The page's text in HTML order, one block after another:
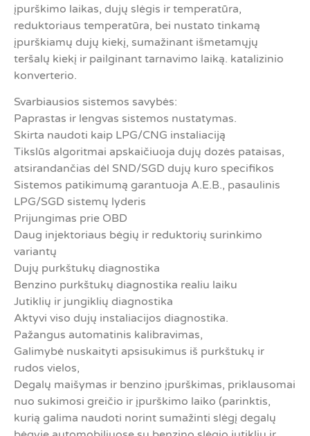
įpurškimo laikas, dujų slėgis ir temperatūra,
reduktoriaus temperatūra, bei nustato tinkamą
įpurškiamų dujų kiekį, sumažinant išmetamųjų
teršalų kiekį ir pailginant tarnavimo laiką. katalizinio
konverterio.
Svarbiausios sistemos savybės:
Paprastas ir lengvas sistemos nustatymas.
Skirta naudoti kaip LPG/CNG instaliaciją
Tikslūs algoritmai apskaičiuoja dujų dozės pataisas,
atsirandančias dėl SND/SGD dujų kuro specifikos
Sistemos patikimumą garantuoja A.E.B., pasaulinis
LPG/SGD sistemų lyderis
Prijungimas prie OBD
Daug injektoriaus bėgių ir reduktorių surinkimo
variantų
Dujų purkštukų diagnostika
Benzino purkštukų diagnostika realiu laiku
Jutiklių ir jungiklių diagnostika
Aktyvi viso dujų instaliacijos diagnostika.
Pažangus automatinis kalibravimas,
Galimybė nuskaityti apsisukimus iš purkštukų ir
rudos vielos,
Degalų maišymas ir benzino įpurškimas, priklausomai
nuo sukimosi greičio ir įpurškimo laiko (parinktis,
kurią galima naudoti norint sumažinti slėgį degalų